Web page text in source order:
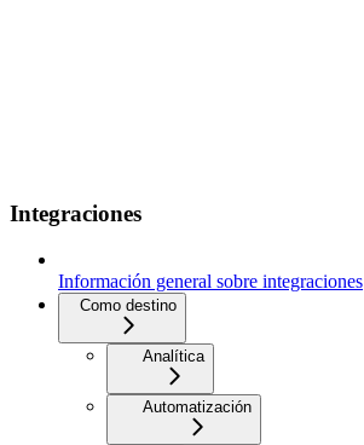
Integraciones
Información general sobre integraciones
Como destino
Analítica
Automatización